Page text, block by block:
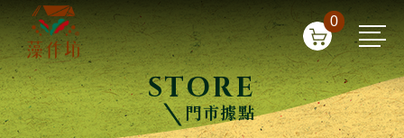
0
STORE
門市據點